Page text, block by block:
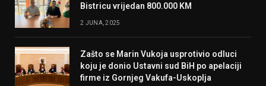
Bistricu vrijedan 800.000 KM
2 JUNA, 2025
Zašto se Marin Vukoja usprotivio odluci
koju je donio Ustavni sud BiH po apelaciji
firme iz Gornjeg Vakufa-Uskoplja